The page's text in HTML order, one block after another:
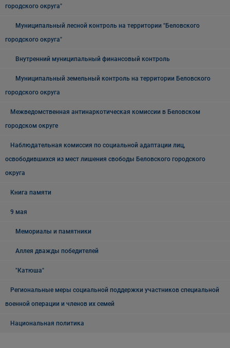
городского округа"
Муниципальный лесной контроль на территории "Беловского
городского округа"
Внутренний муниципальный финансовый контроль
Муниципальный земельный контроль на территории Беловского
городского округа
Межведомственная антинаркотическая комиссии в Беловском
городском округе
Наблюдательная комиссия по социальной адаптации лиц,
освободившихся из мест лишения свободы Беловского городского
округа
Книга памяти
9 мая
Мемориалы и памятники
Аллея дважды победителей
"Катюша"
Региональные меры социальной поддержки участников специальной
военной операции и членов их семей
Национальная политика